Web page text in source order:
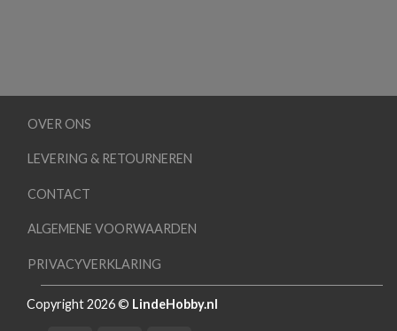
OVER ONS
LEVERING & RETOURNEREN
CONTACT
ALGEMENE VOORWAARDEN
PRIVACYVERKLARING
Copyright 2026 © LindeHobby.nl